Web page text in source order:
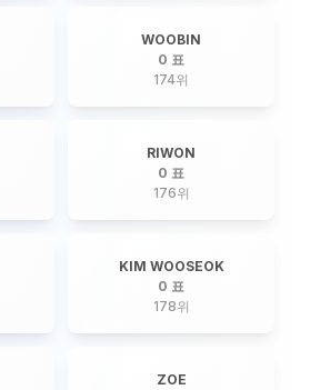
WOOBIN
0 표
174위
RIWON
0 표
176위
KIM WOOSEOK
0 표
178위
ZOE